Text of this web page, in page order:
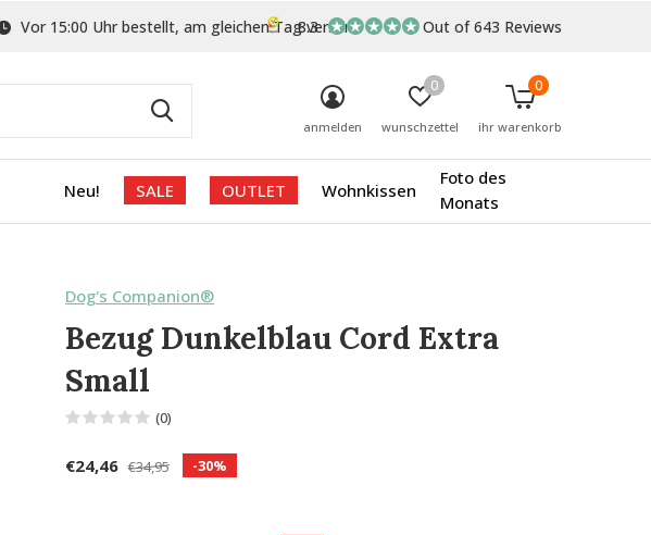
Neu! SALE OUTLET Wohnkissen
Foto des
Monats
anmelden wunschzettel
0
ihr warenkorb
0
Vor 15:00 Uhr bestellt, am gleichen Tag versand
8.3 Out of 643 Reviews
Dog's Companion®
Bezug Dunkelblau Cord Extra
Small
(0)
€24,46 €34,95 -30%